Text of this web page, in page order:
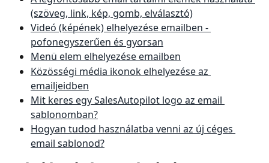
(szöveg, link, kép, gomb, elválasztó)
Videó (képének) elhelyezése emailben -
pofonegyszerűen és gyorsan
Menü elem elhelyezése emailben
Közösségi média ikonok elhelyezése az
emailjeidben
Mit keres egy SalesAutopilot logo az email
sablonomban?
Hogyan tudod használatba venni az új céges
email sablonod?